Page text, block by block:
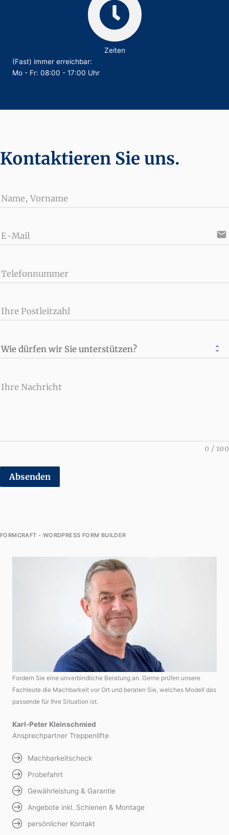
Zeiten
(Fast) immer erreichbar:
Mo - Fr: 08:00 - 17:00 Uhr
Kontaktieren Sie uns.
Name, Vorname
E-Mail email
Telefonnummer
Ihre Postleitzahl
Wie dürfen wir Sie unterstützen?
Ihre Nachricht
0 / 100
Absenden
FORMCRAFT - WORDPRESS FORM BUILDER
Fordern Sie eine unverbindliche Beratung an. Gerne prüfen unsere
Fachleute die Machbarkeit vor Ort und beraten Sie, welches Modell das
passende für Ihre Situation ist.
Karl-Peter Kleinschmied
Ansprechpartner Treppenlifte
Machbarkeitscheck
Probefahrt
Gewährleistung & Garantie
Angebote inkl. Schienen & Montage
persönlicher Kontakt